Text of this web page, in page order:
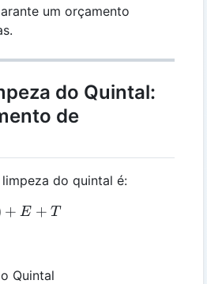
um orçamento
do Quintal:
de
do quintal é:
= (H \times R) + E + T
+ E + T
Quintal